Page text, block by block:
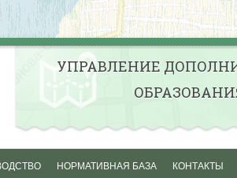
УПРАВЛЕНИЕ
НОРМАТИВНАЯ БАЗА КОНТАКТЫ